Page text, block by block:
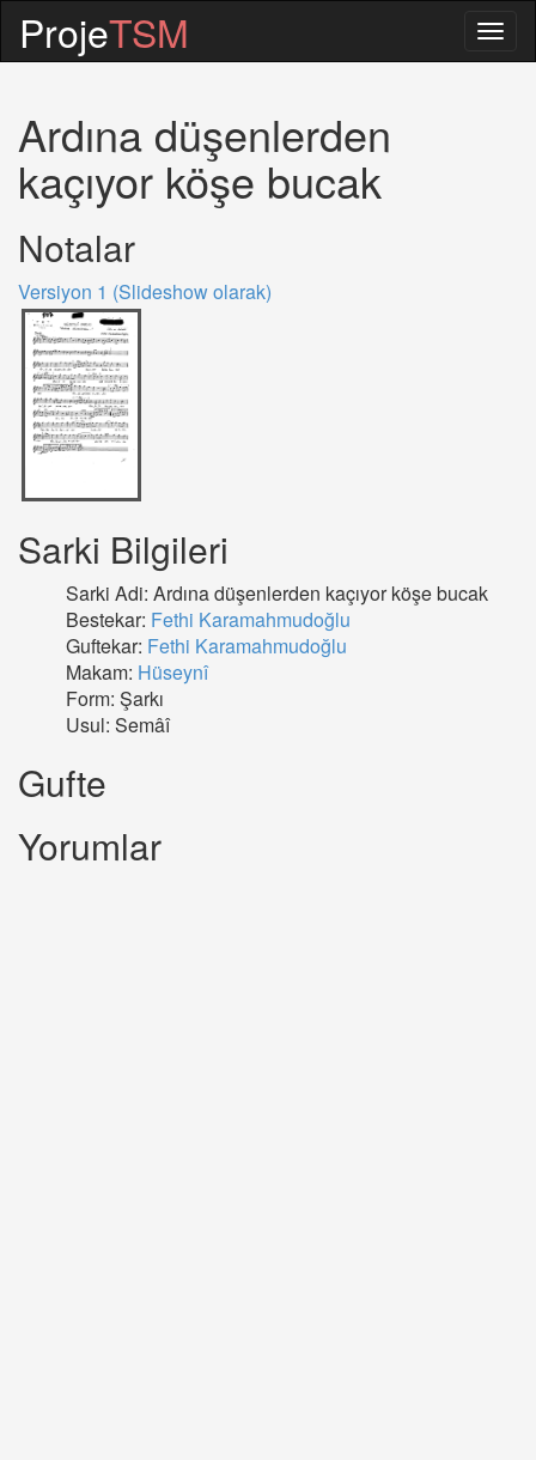
ProjeTSM
Ardına düşenlerden
kaçıyor köşe bucak
Notalar
Versiyon 1 (Slideshow olarak)
Sarki Bilgileri
Sarki Adi: Ardına düşenlerden kaçıyor köşe bucak
Bestekar: Fethi Karamahmudoğlu
Guftekar: Fethi Karamahmudoğlu
Makam: Hüseynî
Form: Şarkı
Usul: Semâî
Gufte
Yorumlar